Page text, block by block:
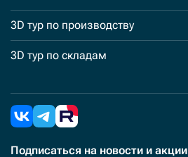
3D тур по производству
3D тур по складам
Подписаться на новости и акции